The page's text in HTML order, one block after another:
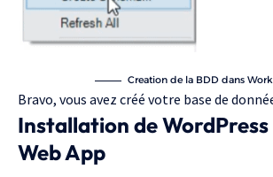
Creation de la BDD dans
Bravo, vous avez créé votre base de
Installation de WordPress
Web App